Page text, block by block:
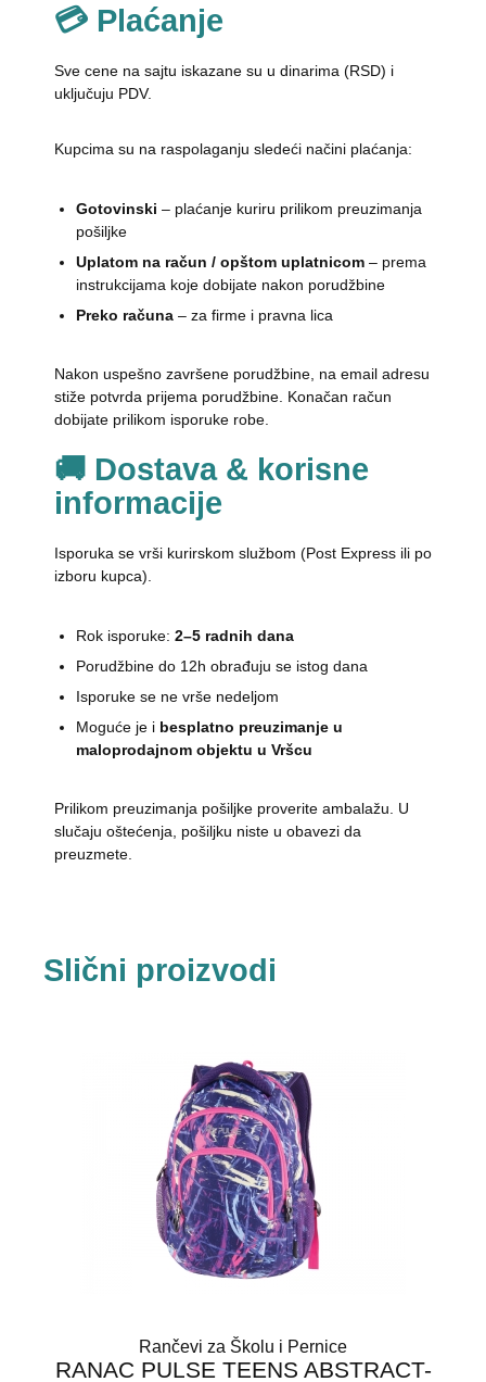
💳 Plaćanje
Sve cene na sajtu iskazane su u dinarima (RSD) i
uključuju PDV.
Kupcima su na raspolaganju sledeći načini plaćanja:
Gotovinski – plaćanje kuriru prilikom preuzimanja
pošiljke
Uplatom na račun / opštom uplatnicom– prema
instrukcijama koje dobijate nakon porudžbine
Preko računa– za firme i pravna lica
Nakon uspešno završene porudžbine, na email adresu
stiže potvrda prijema porudžbine. Konačan račun
dobijate prilikom isporuke robe.
🚚 Dostava & korisne
informacije
Isporuka se vrši kurirskom službom (Post Express ili po
izboru kupca).
Rok isporuke: 2–5 radnih dana
Porudžbine do 12h obrađuju se istog dana
Isporuke se ne vrše nedeljom
Moguće je i besplatno preuzimanje u
maloprodajnom objektu u Vršcu
Prilikom preuzimanja pošiljke proverite ambalažu. U
slučaju oštećenja, pošiljku niste u obavezi da
preuzmete.
Slični proizvodi
Rančevi za Školu i Pernice
RANAC PULSE TEENS ABSTRACT-